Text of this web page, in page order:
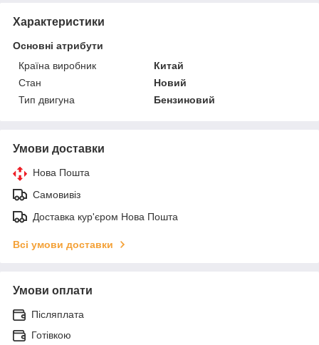
Характеристики
Основні атрибути
Країна виробник
Китай
Стан
Новий
Тип двигуна
Бензиновий
Умови доставки
Нова Пошта
Самовивіз
Доставка кур'єром Нова Пошта
Всі умови доставки
Умови оплати
Післяплата
Готівкою